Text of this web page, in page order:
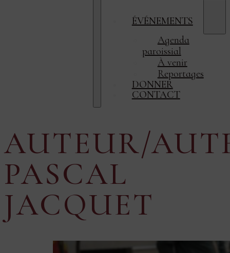
ÉVÉNEMENTS
Agenda
paroissial
À venir
Reportages
DONNER
CONTACT
AUTEUR/
PASCAL
JACQUET